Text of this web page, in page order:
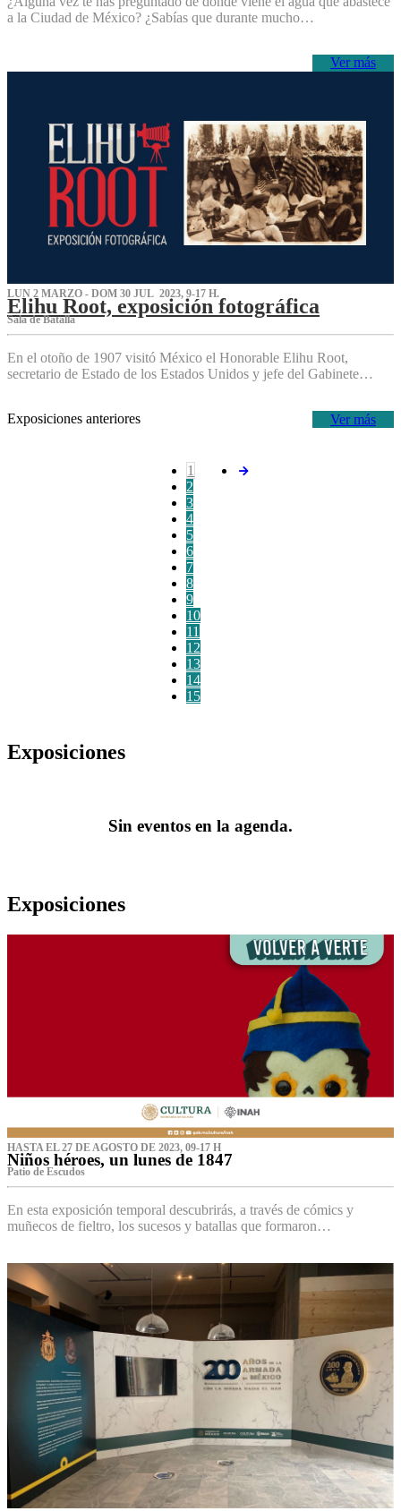
a la Ciudad de México? ¿Sabías que durante mucho…
Ver más
LUN 2 MARZO - DOM 30 JUL 2023, 9-17 H.
Elihu Root, exposición fotográfica
Sala de Batalla
En el otoño de 1907 visitó México el Honorable Elihu Root,
secretario de Estado de los Estados Unidos y jefe del Gabinete…
Ver más
Exposiciones anteriores
1
2
3
4
5
6
7
8
9
10
11
12
13
14
15
Exposiciones
Sin eventos en la agenda.
Exposiciones
HASTA EL 27 DE AGOSTO DE 2023, 09-17 H
Niños héroes, un lunes de 1847
Patio de Escudos
En esta exposición temporal descubrirás, a través de cómics y
muñecos de fieltro, los sucesos y batallas que formaron…